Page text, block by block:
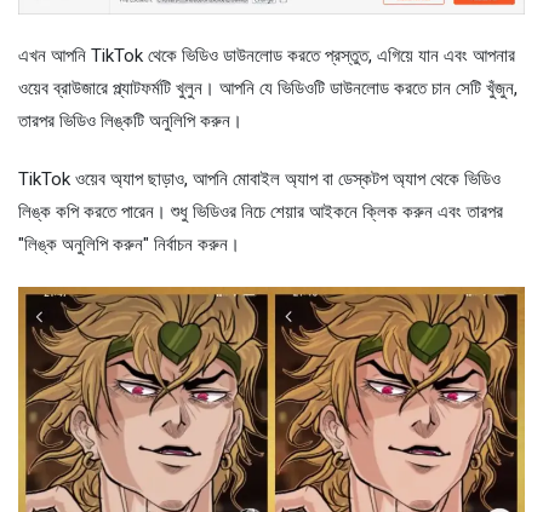
এখন আপনি TikTok থেকে ভিডিও ডাউনলোড করতে প্রস্তুত, এগিয়ে যান এবং আপনার
ওয়েব ব্রাউজারে প্ল্যাটফর্মটি খুলুন। আপনি যে ভিডিওটি ডাউনলোড করতে চান সেটি খুঁজুন,
তারপর ভিডিও লিঙ্কটি অনুলিপি করুন।
TikTok ওয়েব অ্যাপ ছাড়াও, আপনি মোবাইল অ্যাপ বা ডেস্কটপ অ্যাপ থেকে ভিডিও
লিঙ্ক কপি করতে পারেন। শুধু ভিডিওর নিচে শেয়ার আইকনে ক্লিক করুন এবং তারপর
"লিঙ্ক অনুলিপি করুন" নির্বাচন করুন।